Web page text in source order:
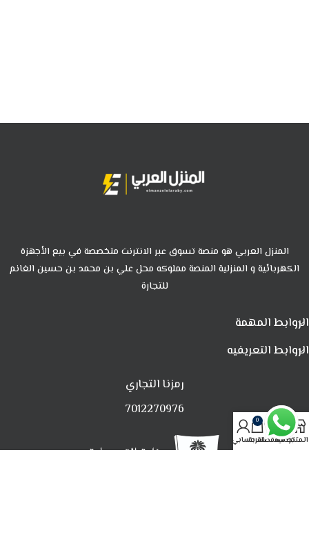
المنزل العربي هو منصة تسوق عبر الانترنت متخصصة في بيع الأجهزة
الكهربائية و المنزلية المنصة مملوكه محل علي بن محمد بن حسين الغانم
للتجارة
الروابط المهمة
الروابط التعريفيه
رمزنا التجاري
7012270976
المتجرتصفيةالمفضلة
0
العربةحسابي